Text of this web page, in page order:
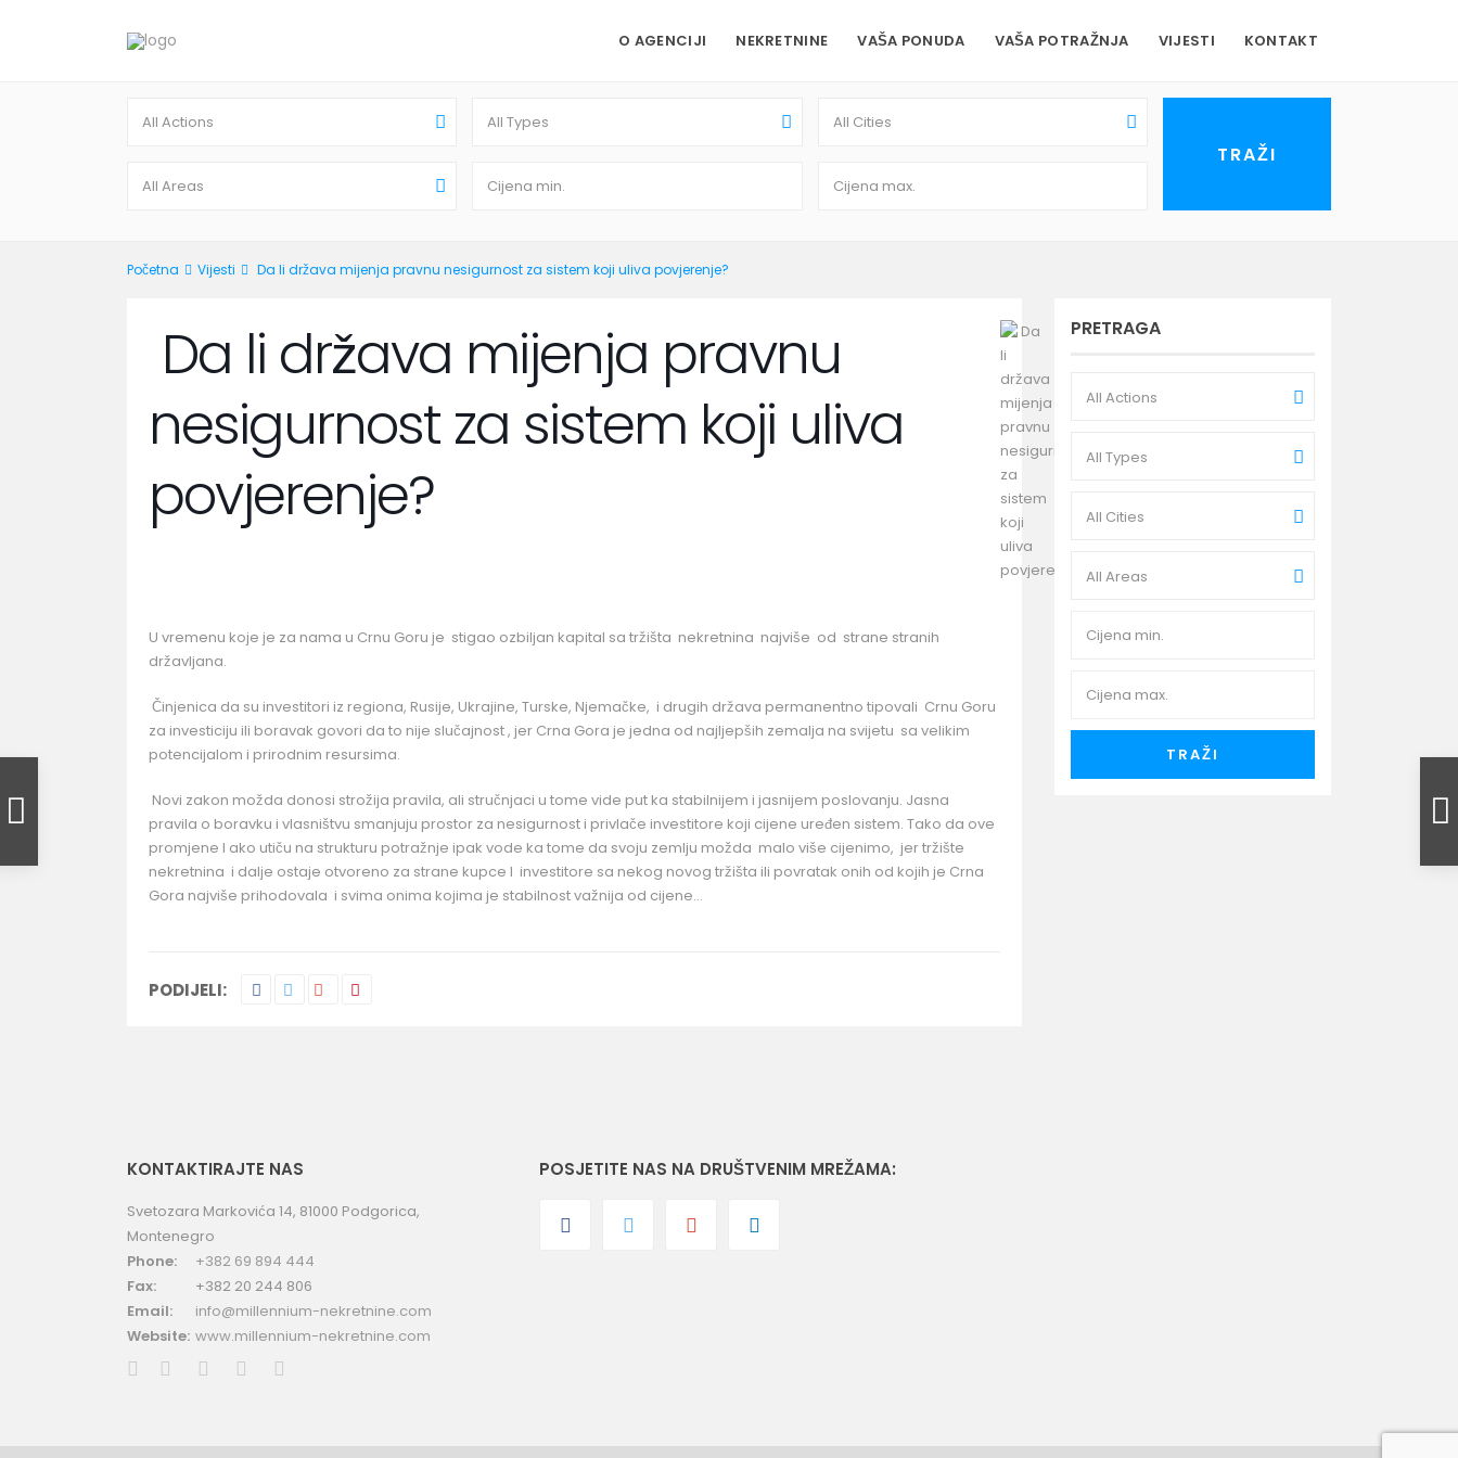
O AGENCIJI NEKRETNINE VAŠA PONUDA VAŠA POTRAŽNJA VIJESTI KONTAKT
All Actions All Types All Cities
All Areas
Početna Vijesti Da li država mijenja pravnu nesigurnost za sistem koji uliva povjerenje?
Da li država mijenja pravnu
nesigurnost za sistem koji uliva
povjerenje?
U vremenu koje je za nama u Crnu Goru je stigao ozbiljan kapital sa tržišta nekretnina najviše od strane stranih
državljana.
Činjenica da su investitori iz regiona, Rusije, Ukrajine, Turske, Njemačke, i drugih država permanentno tipovali Crnu Goru
za investiciju ili boravak govori da to nije slučajnost , jer Crna Gora je jedna od najljepših zemalja na svijetu sa velikim
potencijalom i prirodnim resursima.
Novi zakon možda donosi strožija pravila, ali stručnjaci u tome vide put ka stabilnijem i jasnijem poslovanju. Jasna
pravila o boravku i vlasništvu smanjuju prostor za nesigurnost i privlače investitore koji cijene uređen sistem. Tako da ove
promjene I ako utiču na strukturu potražnje ipak vode ka tome da svoju zemlju možda malo više cijenimo, jer tržište
nekretnina i dalje ostaje otvoreno za strane kupce I investitore sa nekog novog tržišta ili povratak onih od kojih je Crna
Gora najviše prihodovala i svima onima kojima je stabilnost važnija od cijene…
PODIJELI:
PRETRAGA
All Actions
All Types
All Cities
All Areas
TRAŽI
KONTAKTIRAJTE NAS
Svetozara Markovića 14, 81000 Podgorica,
Montenegro
Phone:
+382 69 894 444
Fax:
+382 20 244 806
Email:
info@millennium-nekretnine.com
Website: www.millennium-nekretnine.com
POSJETITE NAS NA DRUŠTVENIM MREŽAMA: